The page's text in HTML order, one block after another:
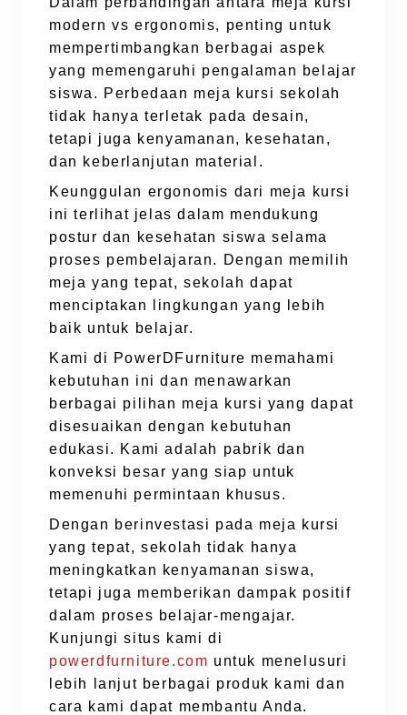
modern vs ergonomis, penting untuk
mempertimbangkan berbagai aspek
yang memengaruhi pengalaman belajar
siswa. Perbedaan meja kursi sekolah
tidak hanya terletak pada desain,
tetapi juga kenyamanan, kesehatan,
dan keberlanjutan material.
Keunggulan ergonomis dari meja kursi
ini terlihat jelas dalam mendukung
postur dan kesehatan siswa selama
proses pembelajaran. Dengan memilih
meja yang tepat, sekolah dapat
menciptakan lingkungan yang lebih
baik untuk belajar.
Kami di PowerDFurniture memahami
kebutuhan ini dan menawarkan
berbagai pilihan meja kursi yang dapat
disesuaikan dengan kebutuhan
edukasi. Kami adalah pabrik dan
konveksi besar yang siap untuk
memenuhi permintaan khusus.
Dengan berinvestasi pada meja kursi
yang tepat, sekolah tidak hanya
meningkatkan kenyamanan siswa,
tetapi juga memberikan dampak positif
dalam proses belajar-mengajar.
Kunjungi situs kami di
powerdfurniture.com untuk menelusuri
lebih lanjut berbagai produk kami dan
cara kami dapat membantu Anda.